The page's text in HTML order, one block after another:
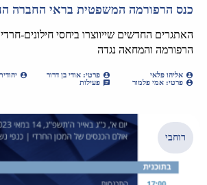
כנס הרפורמה המשפטית בראי החברה
האתגרים החדשים שייווצרו ביחסי חילונים-
הרפורמה והמחאה נגדה
אליהו פלאי פרטי: אודי בן דרור
פרטי: אמי פלמור
פעילות
רוחבי